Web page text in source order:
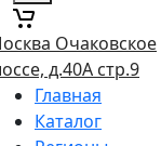
Очаковское
д.40А стр.9
Главная
Каталог